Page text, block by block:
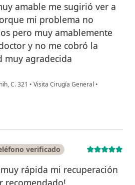
amable me sugirió ver a
mi problema no
pero muy amablemente
y no me cobró la
muy agradecida
C. 321 • Visita Cirugía General •
verificado
rápida mi recuperación